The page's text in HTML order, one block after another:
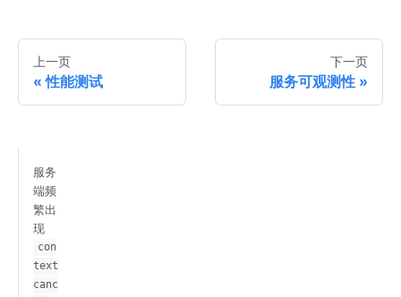
上一页
性能测试
下一页
服务可观测性
服务
端频
繁出
现
con
text
canc